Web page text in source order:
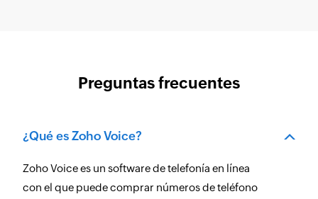
Preguntas frecuentes
¿Qué es Zoho Voice?
Zoho Voice es un software de telefonía en línea
con el que puede comprar números de teléfono